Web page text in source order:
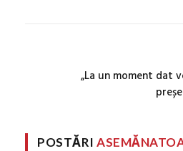
„La un moment dat
POSTĂRI